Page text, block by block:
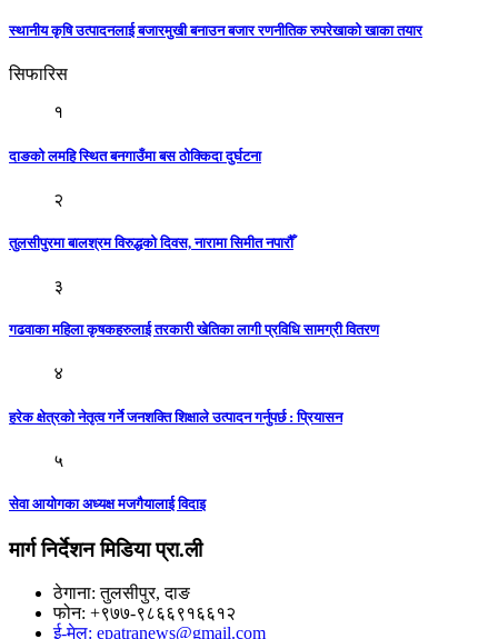
स्थानीय कृषि उत्पादनलाई बजारमुखी बनाउन बजार रणनीतिक रुपरेखाको खाका तयार
सिफारिस
१
दाङकाे लमहि स्थित बनगाउँमा बस ठाेक्किदा दुर्घटना
२
तुलसीपुरमा बालश्रम विरुद्धको दिवस, नारामा सिमीत नपारौँ
३
गढवाका महिला कृषकहरुलाई तरकारी खेतिका लागी प्रविधि सामग्री वितरण
४
हरेक क्षेत्रको नेतृत्व गर्ने जनशक्ति शिक्षाले उत्पादन गर्नुपर्छ : प्रियासन
५
सेवा आयोगका अध्यक्ष मजगैयालाई विदाइ
मार्ग निर्देशन मिडिया प्रा.ली
ठेगाना: तुलसीपुर, दाङ
फोन: +९७७-९८६६९१६६१२
ई-मेल: epatranews@gmail.com